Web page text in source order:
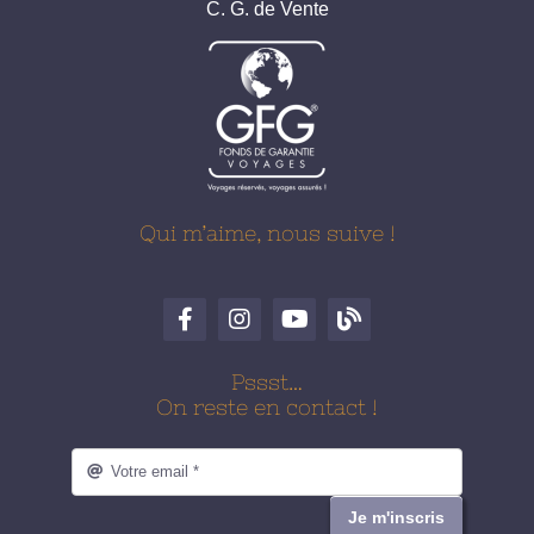
C. G. de Vente
Qui m’aime, nous suive !
Pssst…
On reste en contact !
Je m'inscris